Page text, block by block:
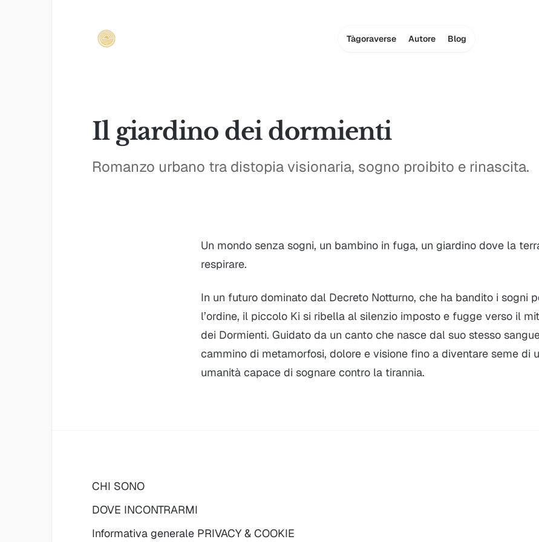
Tàgoraverse Autore Blog
Il giardino dei dormienti
Romanzo urbano tra distopia visionaria, sogno proibito e rinascita.
Un mondo senza sogni, un bambino in fuga, un giardino dove la
respirare.
In un futuro dominato dal Decreto Notturno, che ha bandito i sogni
l’ordine, il piccolo Ki si ribella al silenzio imposto e fugge verso il
dei Dormienti. Guidato da un canto che nasce dal suo stesso
cammino di metamorfosi, dolore e visione fino a diventare seme di
umanità capace di sognare contro la tirannia.
CHI SONO
DOVE INCONTRARMI
Informativa generale PRIVACY & COOKIE